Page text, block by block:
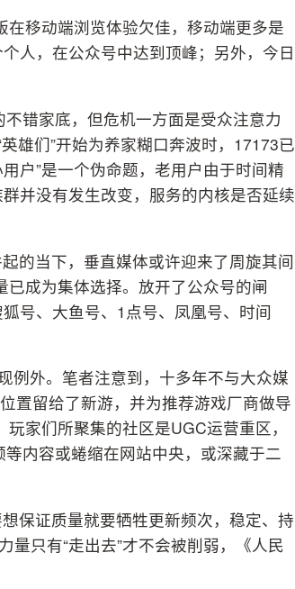
移动端浏览体验欠佳，移动端更多是
人，在公众号中达到顶峰；另外，今日
错家底，但危机一方面是受众注意力
雄们”开始为养家糊口奔波时，17173已
户”是一个伪命题，老用户由于时间精
并没有发生改变，服务的内核是否延续
的当下，垂直媒体或许迎来了周旋其间
已成为集体选择。放开了公众号的闸
号、大鱼号、1点号、凤凰号、时间
例外。笔者注意到，十多年不与大众媒
置留给了新游，并为推荐游戏厂商做导
家们所聚集的社区是UGC运营重区，
内容或蜷缩在网站中央，或深藏于二
保证质量就要牺牲更新频次，稳定、持
只有“走出去”才不会被削弱，《人民